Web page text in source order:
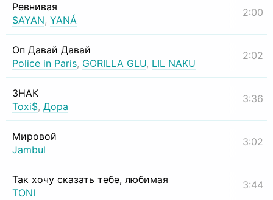
Ревнивая
SAYAN, YANÁ
2:00
Оп Давай Давай
Police in Paris, GORILLA GLU, LIL NAKU
2:02
ЗНАК
Toxi$, Дора
3:36
Мировой
Jambul
3:02
Так хочу сказать тебе, любимая
TONI
3:44